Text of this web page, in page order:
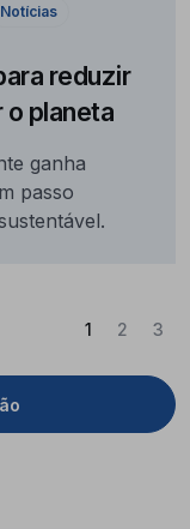
Notícias
reduzir
planeta
ganha
passo
1 (Atual)
2 3